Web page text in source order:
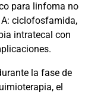
para linfoma no
A: ciclofosfamida,
intratecal con
la fase de
el